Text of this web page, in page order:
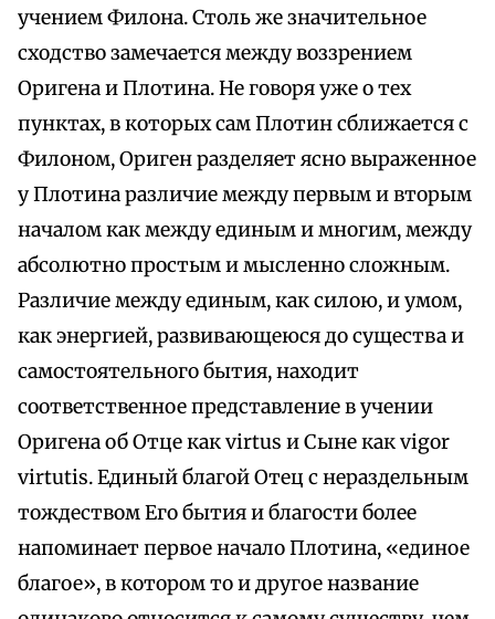
учением Филона. Столь же значительное
сходство замечается между воззрением
Оригена и Плотина. Не говоря уже о тех
пунктах, в которых сам Плотин сближается с
Филоном, Ориген разделяет ясно выраженное
у Плотина различие между первым и вторым
началом как между единым и многим, между
абсолютно простым и мысленно сложным.
Различие между единым, как силою, и умом,
как энергией, развивающеюся до существа и
самостоятельного бытия, находит
соответственное представление в учении
Оригена об Отце как virtus и Сыне как vigor
virtutis. Единый благой Отец с нераздельным
тождеством Его бытия и благости более
напоминает первое начало Плотина, «единое
благое», в котором то и другое название